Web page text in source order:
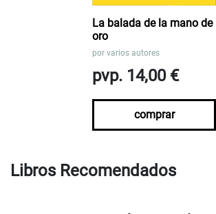
La balada de la mano de
oro
por varios autores
pvp. 14,00 €
comprar
Libros Recomendados